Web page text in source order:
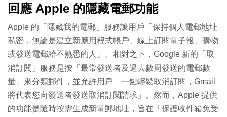
回應 Apple 的隱藏電郵功能
Apple 的「隱藏我的電郵」服務讓用戶「保持個人電郵地址
私密，無論是建立新應用程式帳戶、線上訂閱電子報、購物
或發送電郵給不熟悉的人」。相對之下，Google 新的「取
消訂閱」服務是按「最常發送者及過去數周發送的電郵數
量」來分類郵件，並允許用戶「一鍵輕鬆取消訂閱，Gmail
將代表您向發送者發送取消訂閱請求」。然而，Apple 提供
的功能是隨時按需生成新電郵地址，旨在「保護收件箱免受